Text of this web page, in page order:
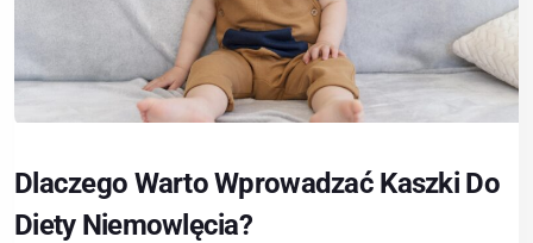
Dlaczego Warto Wprowadzać Kaszki Do
Diety Niemowlęcia?